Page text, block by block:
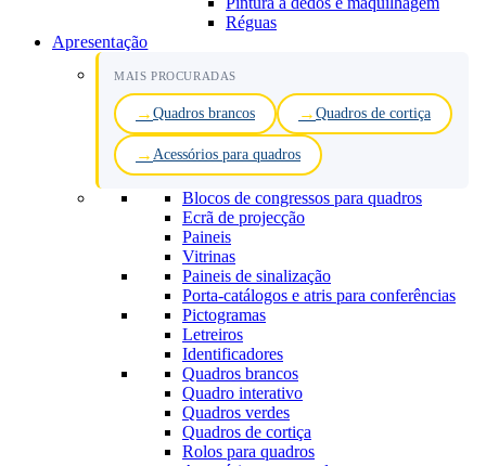
Réguas
Apresentação
MAIS PROCURADAS
Quadros brancos Quadros de cortiça
Acessórios para quadros
Blocos de congressos para quadros
Ecrã de projecção
Paineis
Vitrinas
Paineis de sinalização
Porta-catálogos e atris para conferências
Pictogramas
Letreiros
Identificadores
Quadros brancos
Quadro interativo
Quadros verdes
Quadros de cortiça
Rolos para quadros